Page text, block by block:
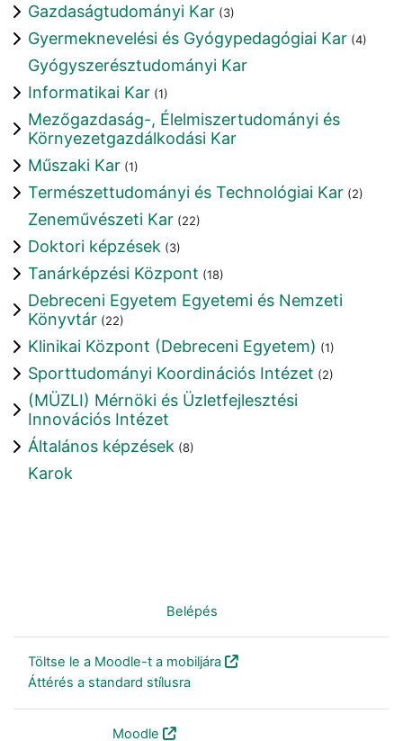
Gazdaságtudományi Kar (3)
Gyermeknevelési és Gyógypedagógiai Kar (4)
Gyógyszerésztudományi Kar
Informatikai Kar (1)
Mezőgazdaság-, Élelmiszertudományi és
Környezetgazdálkodási Kar
Műszaki Kar (1)
Természettudományi és Technológiai Kar (2)
Zeneművészeti Kar (22)
Doktori képzések (3)
Tanárképzési Központ (18)
Debreceni Egyetem Egyetemi és Nemzeti
Könyvtár (22)
Klinikai Központ (Debreceni Egyetem) (1)
Sporttudományi Koordinációs Intézet (2)
(MÜZLI) Mérnöki és Üzletfejlesztési
Innovációs Intézet
Általános képzések (8)
Karok
Belépés
Töltse le a Moodle-t a mobiljára
Áttérés a standard stílusra
Moodle